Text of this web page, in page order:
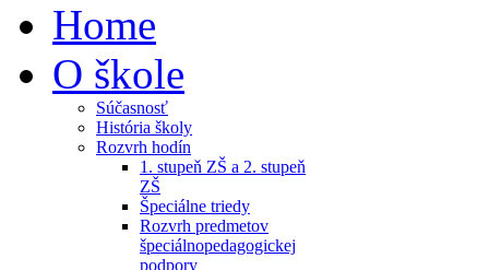
Home
O škole
Súčasnosť
História školy
Rozvrh hodín
1. stupeň ZŠ a 2. stupeň
ZŠ
Špeciálne triedy
Rozvrh predmetov
špeciálnopedagogickej
podpory